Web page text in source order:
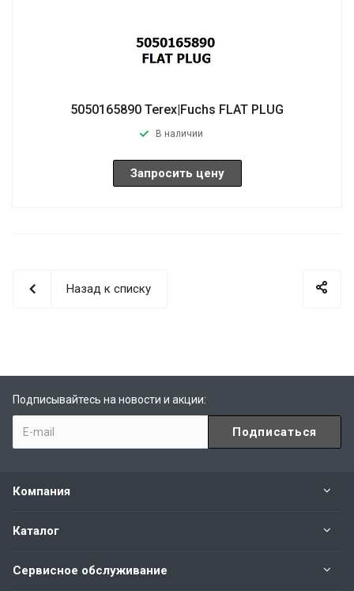
5050165890 Terex|Fuchs FLAT PLUG
В наличии
Запросить цену
Назад к списку
Подписывайтесь на новости и акции:
Компания
Каталог
Сервисное обслуживание